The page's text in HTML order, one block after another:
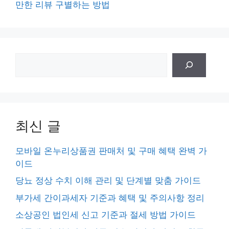
만한 리뷰 구별하는 방법
최신 글
모바일 온누리상품권 판매처 및 구매 혜택 완벽 가
이드
당뇨 정상 수치 이해 관리 및 단계별 맞춤 가이드
부가세 간이과세자 기준과 혜택 및 주의사항 정리
소상공인 법인세 신고 기준과 절세 방법 가이드